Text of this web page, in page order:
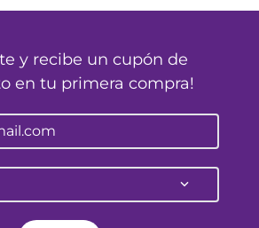
y recibe un cupón de
en tu primera compra!